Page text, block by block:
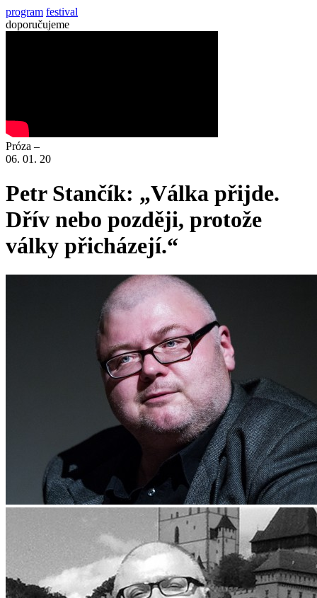
program festival
doporučujeme
Próza –
06. 01. 20
Petr Stančík: „Válka přijde.
Dřív nebo později, protože
války přicházejí.“